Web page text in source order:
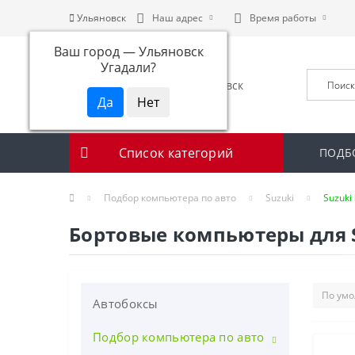
Ульяновск
Ваш город —Ульяновск
Угадали?
Наш адрес Время работы
Список категорий
Подбор компьютера по авто Suzuki Suzuki
Бортовые компьютеры для
Автобоксы
Подбор компьютера по авто